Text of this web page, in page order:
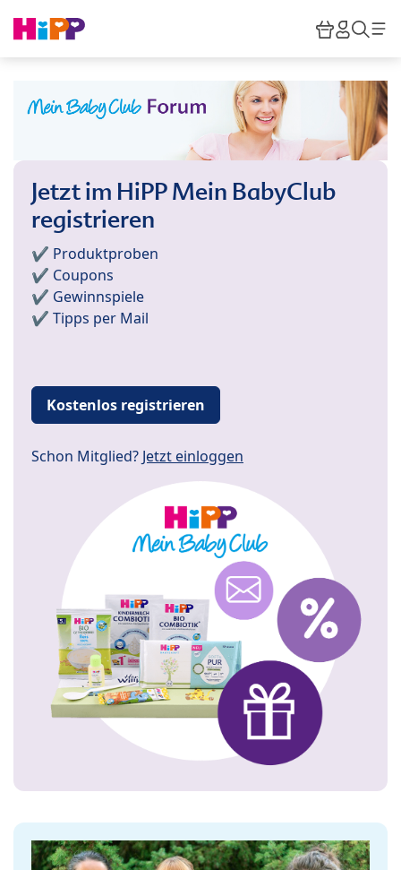
HiPP
Jetzt im HiPP Mein BabyClub
registrieren
✔️ Produktproben
✔️ Coupons
✔️ Gewinnspiele
✔️ Tipps per Mail
Kostenlos registrieren
Schon Mitglied? Jetzt einloggen